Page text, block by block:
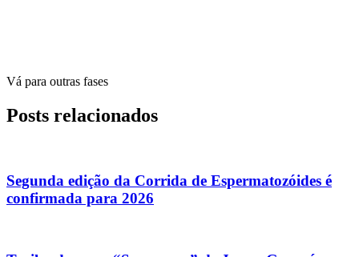
Vá para outras fases
Posts relacionados
Segunda edição da Corrida de Espermatozóides é
confirmada para 2026